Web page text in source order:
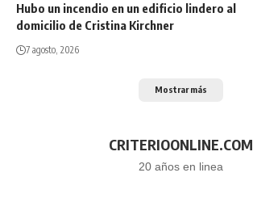
Hubo un incendio en un edificio lindero al
domicilio de Cristina Kirchner
7 agosto, 2026
Mostrar más
CRITERIOONLINE.COM
20 años en linea